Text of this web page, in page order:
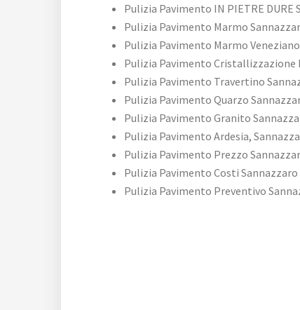
Pulizia Pavimento IN PIETRE DURE
Pulizia Pavimento Marmo
Pulizia Pavimento Marmo
Pulizia Pavimento Cristallizzazione
Pulizia Pavimento Travertino
Pulizia Pavimento Quarzo
Pulizia Pavimento Granito
Pulizia Pavimento Ardesia,
Pulizia Pavimento Prezzo
Pulizia Pavimento Costi Sannazzaro
Pulizia Pavimento Preventivo